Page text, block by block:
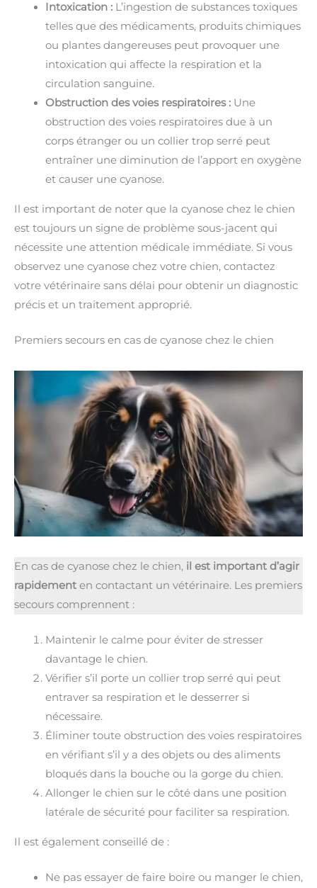
Intoxication :L’ingestion de substances toxiques
telles que des médicaments, produits chimiques
ou plantes dangereuses peut provoquer une
intoxication qui affecte la respiration et la
circulation sanguine.
Obstruction des voies respiratoires :Une
obstruction des voies respiratoires due à un
corps étranger ou un collier trop serré peut
entraîner une diminution de l’apport en oxygène
et causer une cyanose.
Il est important de noter que la cyanose chez le chien
est toujours un signe de problème sous-jacent qui
nécessite une attention médicale immédiate. Si vous
observez une cyanose chez votre chien, contactez
votre vétérinaire sans délai pour obtenir un diagnostic
précis et un traitement approprié.
Premiers secours en cas de cyanose chez le chien
En cas de cyanose chez le chien, il est important d’agir
rapidement en contactant un vétérinaire. Les premiers
secours comprennent :
Maintenir le calme pour éviter de stresser
davantage le chien.
Vérifier s’il porte un collier trop serré qui peut
entraver sa respiration et le desserrer si
nécessaire.
Éliminer toute obstruction des voies respiratoires
en vérifiant s’il y a des objets ou des aliments
bloqués dans la bouche ou la gorge du chien.
Allonger le chien sur le côté dans une position
latérale de sécurité pour faciliter sa respiration.
Il est également conseillé de :
Ne pas essayer de faire boire ou manger le chien,